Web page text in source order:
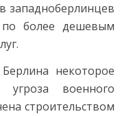
западноберлинцев
более дешевым
некоторое
военного
строительством